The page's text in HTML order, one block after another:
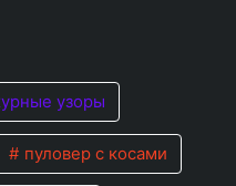
узоры
пуловер с косами